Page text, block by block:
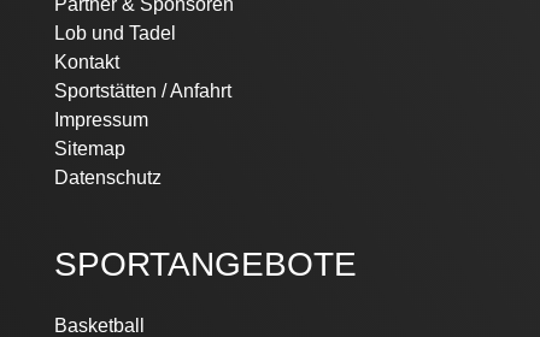
Partner & Sponsoren
Lob und Tadel
Kontakt
Sportstätten / Anfahrt
Impressum
Sitemap
Datenschutz
SPORTANGEBOTE
Navigation
Basketball